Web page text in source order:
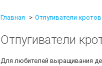
Главная Отпугиватели кротов
Отпугиватели
Для любителей выращивания